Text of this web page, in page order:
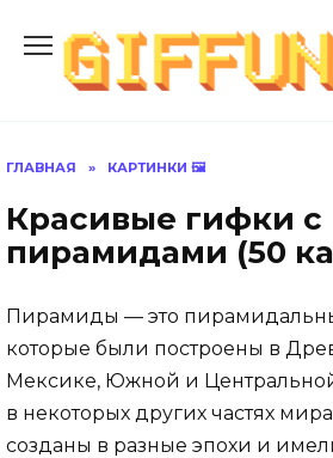
содержанию
ГЛАВНАЯ » КАРТИНКИ 🖼
Красивые гифки с
пирамидами (50
Пирамиды — это
которые были построены в
Мексике, Южной и
в некоторых других частях
созданы в разные эпохи и